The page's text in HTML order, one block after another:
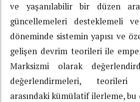
ve yaşanılabilir bir düzen
güncellemeleri desteklemeli
döneminde sistemin yapısı ve
gelişen devrim teorileri ile
Marksizmi olarak
değerlendirmeleri, teorileri
arasındaki kümülatif ilerleme,